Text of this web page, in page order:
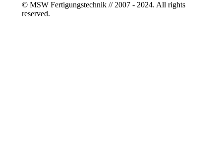
© MSW Fertigungstechnik // 2007 - 2024. All rights
reserved.